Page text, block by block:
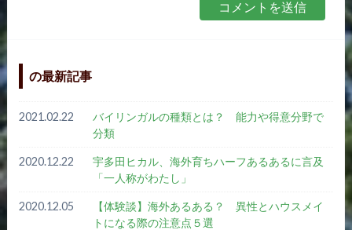
の最新記事
2021.02.22
バイリンガルの種類とは？ 能力や得意分野で
分類
2020.12.22
宇多田ヒカル、海外育ちハーフあるあるに言及
「一人称がわたし」
2020.12.05
【体験談】海外あるある？ 異性とハウスメイ
トになる際の注意点５選